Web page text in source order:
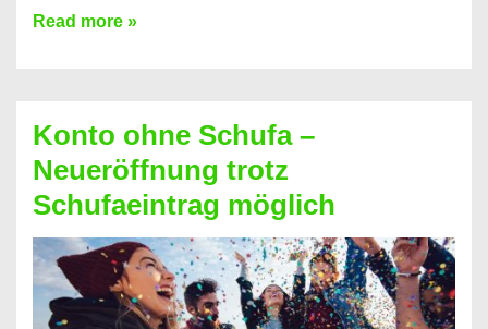
Mit
Sie
einen
Kredit
ohne
Einkommensnachweis
Read more »
Konto ohne Schufa –
Neueröffnung trotz
Schufaeintrag möglich